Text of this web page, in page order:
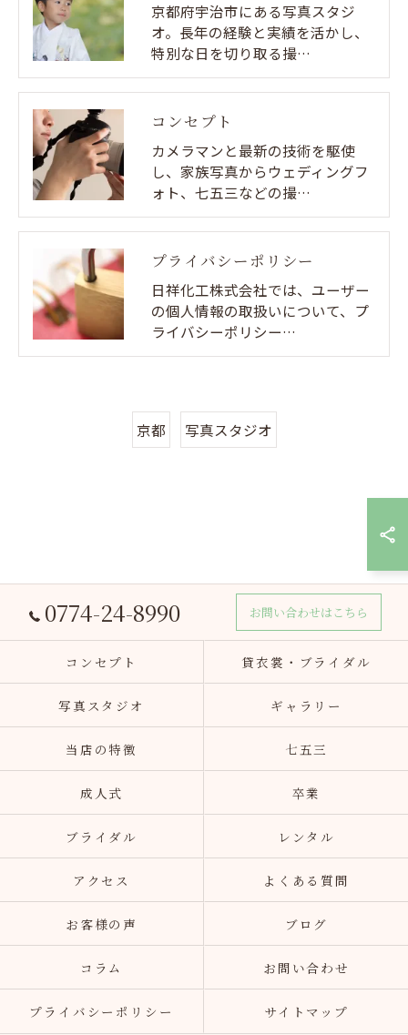
京都府宇治市にある写真スタジ
オ。長年の経験と実績を活かし、
特別な日を切り取る撮…
コンセプト
カメラマンと最新の技術を駆使
し、家族写真からウェディングフ
ォト、七五三などの撮…
プライバシーポリシー
日祥化工株式会社では、ユーザー
の個人情報の取扱いについて、プ
ライバシーポリシー…
京都 写真スタジオ
0774-24-8990 お問い合わせはこちら
コンセプト 貸衣裳・ブライダル
写真スタジオ ギャラリー
当店の特徴 七五三
成人式 卒業
ブライダル レンタル
アクセス よくある質問
お客様の声 ブログ
コラム お問い合わせ
プライバシーポリシー サイトマップ